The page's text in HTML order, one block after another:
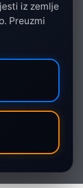
iz zemlje
Preuzmi